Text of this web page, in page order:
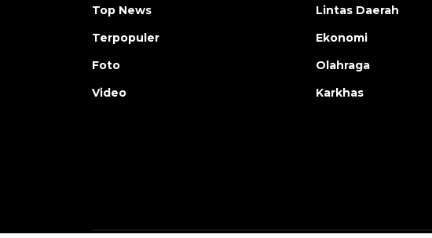
Top News
Terpopuler
Foto
Video
Lintas Daerah
Ekonomi
Olahraga
Karkhas